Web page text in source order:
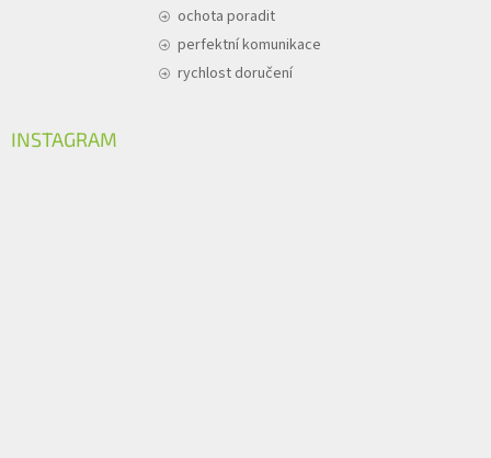
ochota poradit
perfektní komunikace
rychlost doručení
INSTAGRAM